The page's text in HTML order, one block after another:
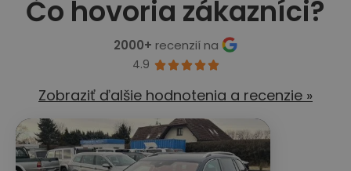
Čo hovoria zákazníci?
2000+ recenzií na
4.9 
Zobraziť ďalšie hodnotenia a recenzie »